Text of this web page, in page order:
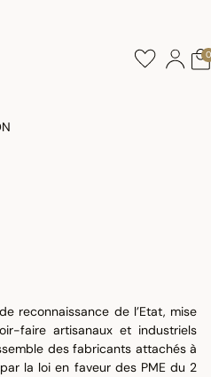
0
reconnaissance de l’Etat, mise
faire artisanaux et industriels
des fabricants attachés à
la loi en faveur des PME du 2